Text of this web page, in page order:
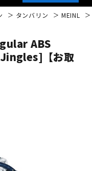
タンバリン MEINL
ABS
【お取